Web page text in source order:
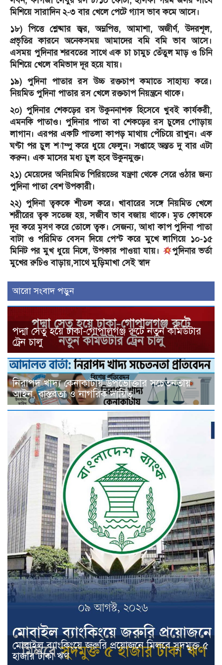
মিশিয়ে সারাদিন ২-৩ বার খেলে পেটে গ্যাস ভাব কমে আসে।
১৮) পিত্তে শ্লেষ্মার জ্বর, অম্লপিত্ত, আমাশা, অজীর্ণ, উদরশূল,
প্রভৃতির কারনে অনেকসময় আমাদের বমি বমি ভাব আসে।
এসময় পুদিনার শরবতের সাথে এক চা চামুচ তেঁতুল মাড় ও চিনি
মিশিয়ে খেলে বমিভাদ দূর হয়ে যায়।
১৯) পুদিনা পাতার রস উচ্চ রক্তচাপ কমাতে সাহায্য করে।
নিয়মিত পুদিনা পাতার রস খেলে রক্তচাপ নিয়ন্ত্রনে থাকে।
২০) পুদিনার শেকড়ের রস উকুননাশক হিসেবে খুবই কার্যকরী,
এমনকি পাতাও। পুদিনার পাতা বা শেকড়ের রস চুলের গোড়ায়
লাগান। এরপর একটি পাতলা কাপড় মাথায় পেঁচিয়ে রাখুন। এক
ঘণ্টা পর চুল শ্যাম্পু করে ধুয়ে ফেলুন। সপ্তাহে অন্তত দু বার এটা
করুন। এক মাসের মধ্য চুল হবে উকুনমুক্ত।
২১) মেয়েদের অনিয়মিত পিরিয়ডের যন্ত্রণা থেকে সেরে ওঠার জন্য
পুদিনা পাতা বেশ উপকারী।
২২) পুদিনা ত্বককে শীতল করে। খাবারের সঙ্গে নিয়মিত খেলে
শরীরের ত্বক সতেজ হয়, সজীব ভাব বজায় থাকে। মৃত কোষকে
দূর করে মৃসণ করে তোলে ত্বক। সেজন্য, আধা কাপ পুদিনা পাতা
বাটা ও পরিমিত বেসন দিয়ে পেস্ট করে মুখে লাগিয়ে ১০-১৫
মিনিট পর মুখ ধুয়ে নিলে, উপকার পাওয়া যায়।
পুদিনার ভর্তা
মুখের রুচিও বাড়ায়,সাথে মুড়িমাখা সেই স্বাদ
আরো সংবাদ পড়ুন
পদ্মা সেতু হয়ে ঢাকা-গোপালগঞ্জ রুটে নতুন কমিউটার
ট্রেন চালু
নিরাপদ খাদ্য কেনাকাটায় উপভোক্তার সচেতনতায়
আইন, বাস্তবতা ও নাগরিক দায়িত্ব
মোবাইল ব্যাংকিংয়ে জরুরি প্রয়োজনে মিলবে সুদমুক্ত ৫
হাজার টাকা ঋণ